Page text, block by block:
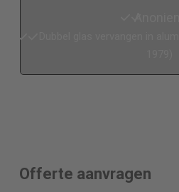
Offerte aanvragen